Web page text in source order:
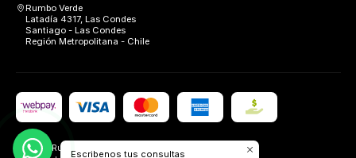
Rumbo Verde
Latadía 4317, Las Condes
Santiago - Las Condes
Región Metropolitana - Chile
2026 Rumbo Verde.
Escribenos tus consultas